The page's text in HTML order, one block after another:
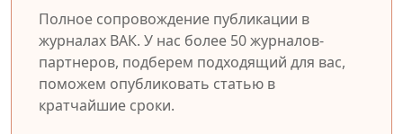
Полное сопровождение публикации в
журналах ВАК. У нас более 50 журналов-
партнеров, подберем подходящий для вас,
поможем опубликовать статью в
кратчайшие сроки.